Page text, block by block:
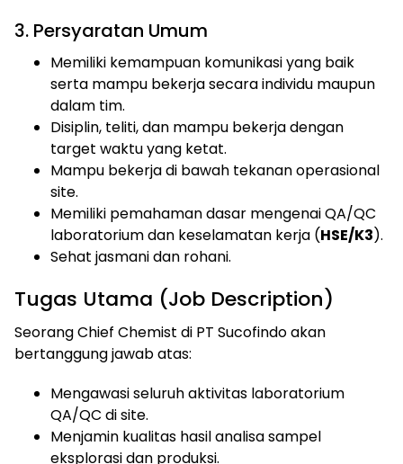
3. Persyaratan Umum
Memiliki kemampuan komunikasi yang baik
serta mampu bekerja secara individu maupun
dalam tim.
Disiplin, teliti, dan mampu bekerja dengan
target waktu yang ketat.
Mampu bekerja di bawah tekanan operasional
site.
Memiliki pemahaman dasar mengenai QA/QC
laboratorium dan keselamatan kerja (HSE/K3).
Sehat jasmani dan rohani.
Tugas Utama (Job Description)
Seorang Chief Chemist di PT Sucofindo akan
bertanggung jawab atas:
Mengawasi seluruh aktivitas laboratorium
QA/QC di site.
Menjamin kualitas hasil analisa sampel
eksplorasi dan produksi.